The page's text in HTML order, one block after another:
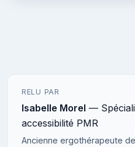
RELU PAR
Isabelle Morel —
accessibilité PMR
Ancienne ergothérapeute